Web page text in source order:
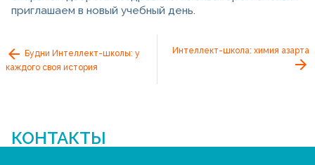
приглашаем в новый учебный день.
Будни Интеллект-школы: у
каждого своя история
Интеллект-школа: химия азарта
КОНТАКТЫ